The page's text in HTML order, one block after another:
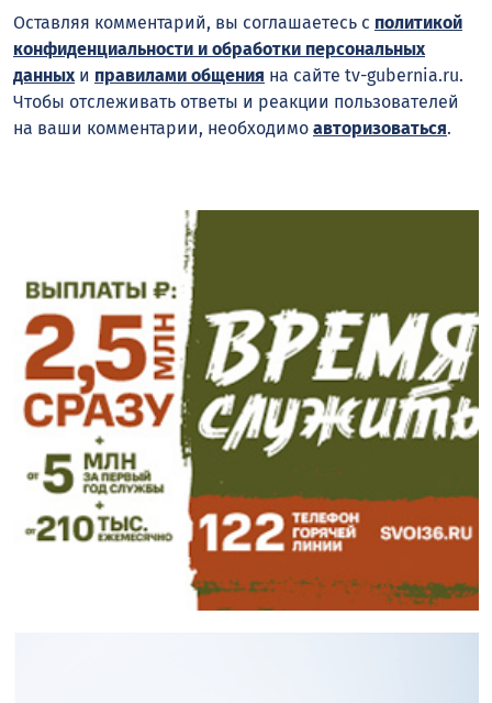
Оставляя комментарий, вы соглашаетесь с политикой
конфиденциальности и обработки персональных
данных и правилами общения на сайте tv-gubernia.ru.
Чтобы отслеживать ответы и реакции пользователей
на ваши комментарии, необходимо авторизоваться.